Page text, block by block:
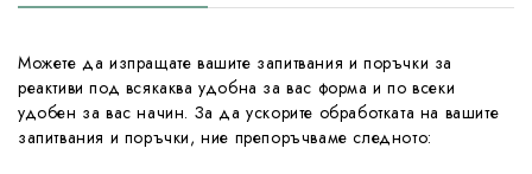
Можете да изпращате вашите запитвания и поръчки за
реактиви под всякаква удобна за вас форма и по всеки
удобен за вас начин. За да ускорите обработката на вашите
запитвания и поръчки, ние препоръчваме следното: